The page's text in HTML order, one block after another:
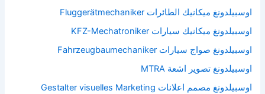
اوسبيلدونغ ميكانيك الطائرات Fluggerätmechaniker
اوسبيلدونغ ميكانيك سيارات KFZ-Mechatroniker
اوسبيلدونغ صواج سيارات Fahrzeugbaumechaniker
اوسبيلدونغ تصوير اشعة MTRA
اوسبيلدونغ مصمم اعلانات Gestalter visuelles Marketing